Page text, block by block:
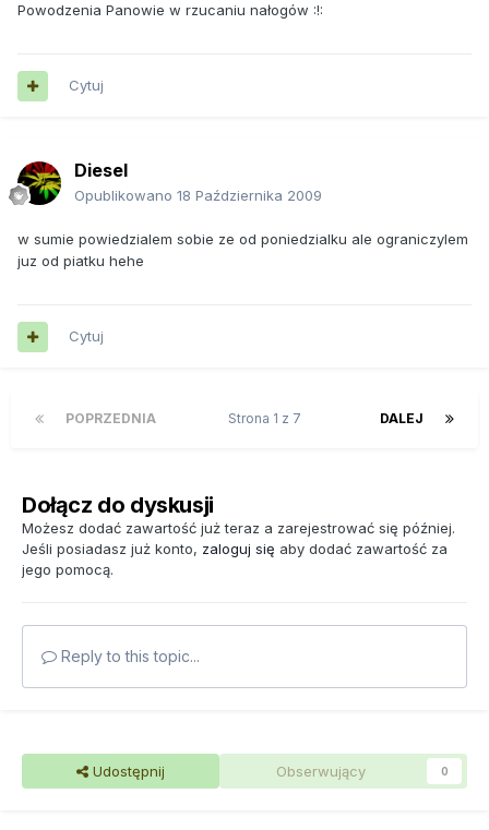
Powodzenia Panowie w rzucaniu nałogów :!:
Cytuj
Diesel
Opublikowano 18 Października 2009
w sumie powiedzialem sobie ze od poniedzialku ale ograniczylem
juz od piatku hehe
Cytuj
POPRZEDNIA DALEJ
Strona 1 z 7
Dołącz do dyskusji
Możesz dodać zawartość już teraz a zarejestrować się później.
Jeśli posiadasz już konto, zaloguj się aby dodać zawartość za
jego pomocą.
Reply to this topic...
Udostępnij Obserwujący 0